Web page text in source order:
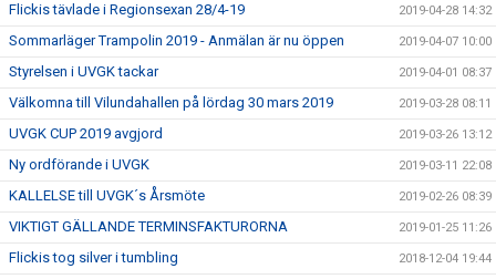
Flickis tävlade i Regionsexan 28/4-19 2019-04-28 14:32
Sommarläger Trampolin 2019 - Anmälan är nu öppen 2019-04-07 10:00
Styrelsen i UVGK tackar 2019-04-01 08:37
Välkomna till Vilundahallen på lördag 30 mars 2019 2019-03-28 08:11
UVGK CUP 2019 avgjord 2019-03-26 13:12
Ny ordförande i UVGK 2019-03-11 22:08
KALLELSE till UVGK´s Årsmöte 2019-02-26 08:39
VIKTIGT GÄLLANDE TERMINSFAKTURORNA 2019-01-25 11:26
Flickis tog silver i tumbling 2018-12-04 19:44